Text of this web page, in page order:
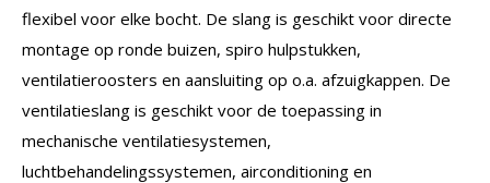
flexibel voor elke bocht. De slang is geschikt voor directe
montage op ronde buizen, spiro hulpstukken,
ventilatieroosters en aansluiting op o.a. afzuigkappen. De
ventilatieslang is geschikt voor de toepassing in
mechanische ventilatiesystemen,
luchtbehandelingssystemen, airconditioning en